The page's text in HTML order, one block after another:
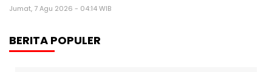
Jumat, 7 Agu 2026 - 04:14 WIB
BERITA POPULER